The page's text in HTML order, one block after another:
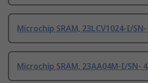
Microchip SRAM, 23LCV1024-I/SN-
Microchip SRAM, 23AA04M-I/SN-